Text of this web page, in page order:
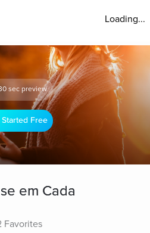
Loading...
sec preview
Started Free
em Cada
Favorites